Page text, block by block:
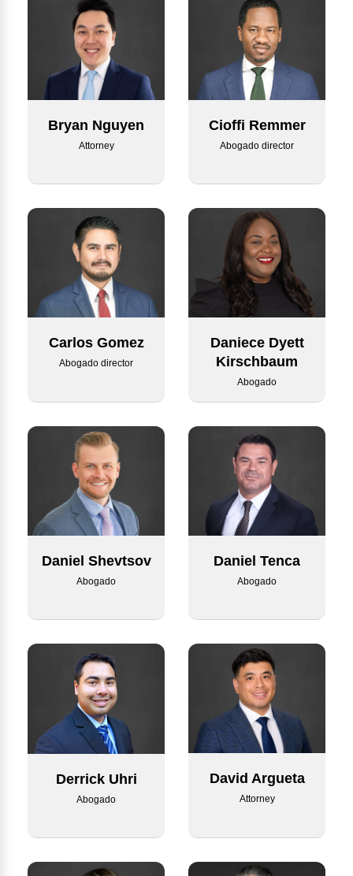
Bryan Nguyen
Attorney
Cioffi Remmer
Abogado director
Carlos Gomez
Abogado director
Daniece Dyett
Kirschbaum
Abogado
Daniel Shevtsov
Abogado
Daniel Tenca
Abogado
Derrick Uhri
Abogado
David Argueta
Attorney